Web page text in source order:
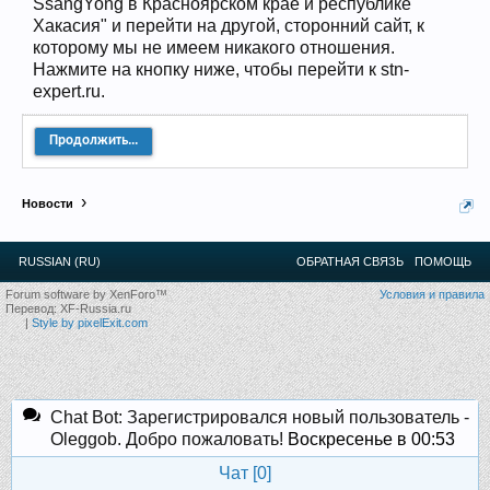
SsangYong в Красноярском крае и республике
Хакасия" и перейти на другой, сторонний сайт, к
которому мы не имеем никакого отношения.
Нажмите на кнопку ниже, чтобы перейти к stn-
expert.ru.
Продолжить...
Новости
RUSSIAN (RU) ОБРАТНАЯ СВЯЗЬ ПОМОЩЬ
Условия и правила
Forum software by XenForo™
Перевод:XF-Russia.ru
|Style by pixelExit.com
Chat Bot: Зарегистрировался новый пользователь -
Oleggob. Добро пожаловать! Воскресенье в 00:53
Чат [0]